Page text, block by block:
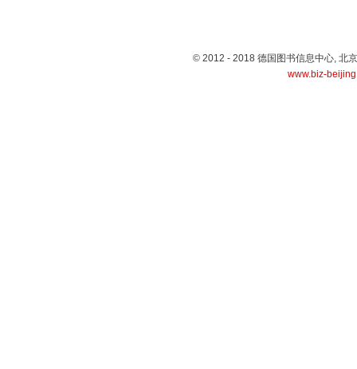
© 2012 - 2018 德国图书信息中心, 北
www.biz-